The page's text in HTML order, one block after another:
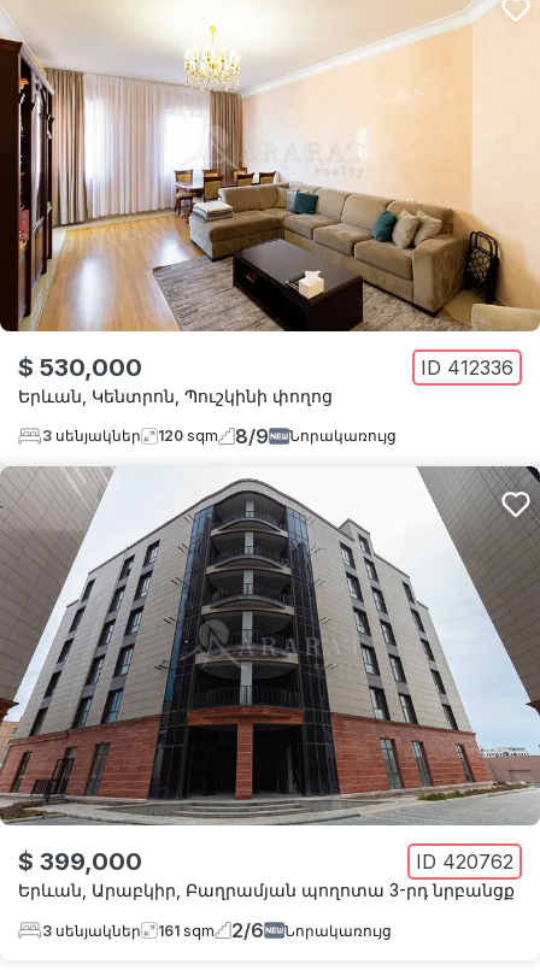
$ 530,000 ID 412336
Երևան Կենտրոն Պուշկինի փողոց
3 սենյակներ 120 sqm 8/9 Նորակառույց
$ 399,000 ID 420762
Երևան, Արաբկիր, Բաղրամյան պողոտա 3-րդ նրբանցք
3 սենյակներ 161 sqm 2/6 Նորակառույց